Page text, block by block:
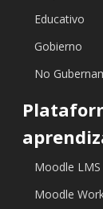
Educativo
Gobierno
No
Moodle LMS
Moodle